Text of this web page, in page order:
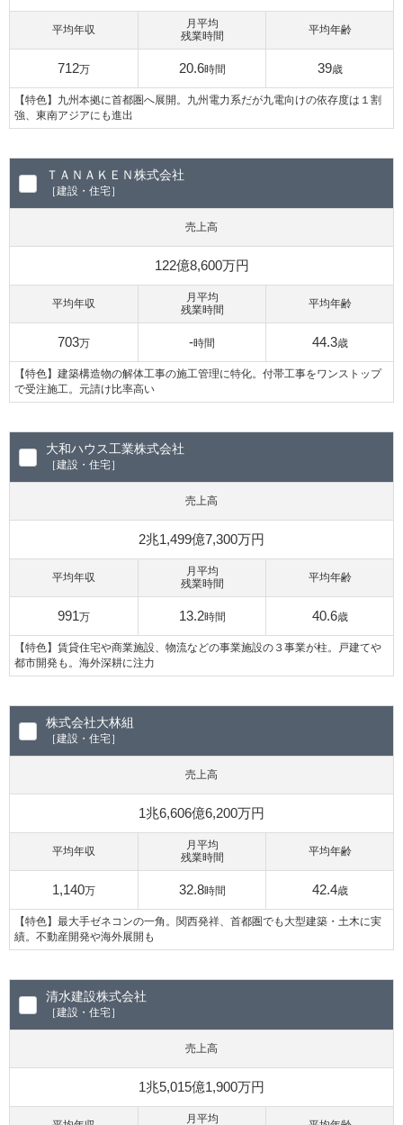
平均年収
712万
月平均
残業時間
20.6時間
平均年齢
39歳
【特色】九州本拠に首都圏へ展開。九州電力系だが九電向けの依存度は１割
強、東南アジアにも進出
ＴＡＮＡＫＥＮ株式会社
［建設・住宅］
売上高
122億8,600万円
平均年収
703万
月平均
残業時間
-時間
平均年齢
44.3歳
【特色】建築構造物の解体工事の施工管理に特化。付帯工事をワンストップ
で受注施工。元請け比率高い
大和ハウス工業株式会社
［建設・住宅］
売上高
2兆1,499億7,300万円
平均年収
991万
月平均
残業時間
13.2時間
平均年齢
40.6歳
【特色】賃貸住宅や商業施設、物流などの事業施設の３事業が柱。戸建てや
都市開発も。海外深耕に注力
株式会社大林組
［建設・住宅］
売上高
1兆6,606億6,200万円
平均年収
1,140万
月平均
残業時間
32.8時間
平均年齢
42.4歳
【特色】最大手ゼネコンの一角。関西発祥、首都圏でも大型建築・土木に実
績。不動産開発や海外展開も
清水建設株式会社
［建設・住宅］
売上高
1兆5,015億1,900万円
月平均